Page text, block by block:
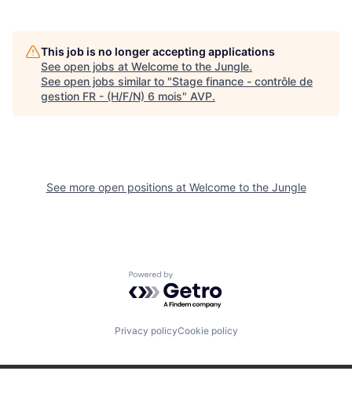
This job is no longer accepting applications
See open jobs at Welcome to the Jungle.
See open jobs similar to "Stage finance - contrôle de
gestion FR - (H/F/N) 6 mois" AVP.
See more open positions at Welcome to the Jungle
Powered by Getro.com
Privacy policyCookie policy